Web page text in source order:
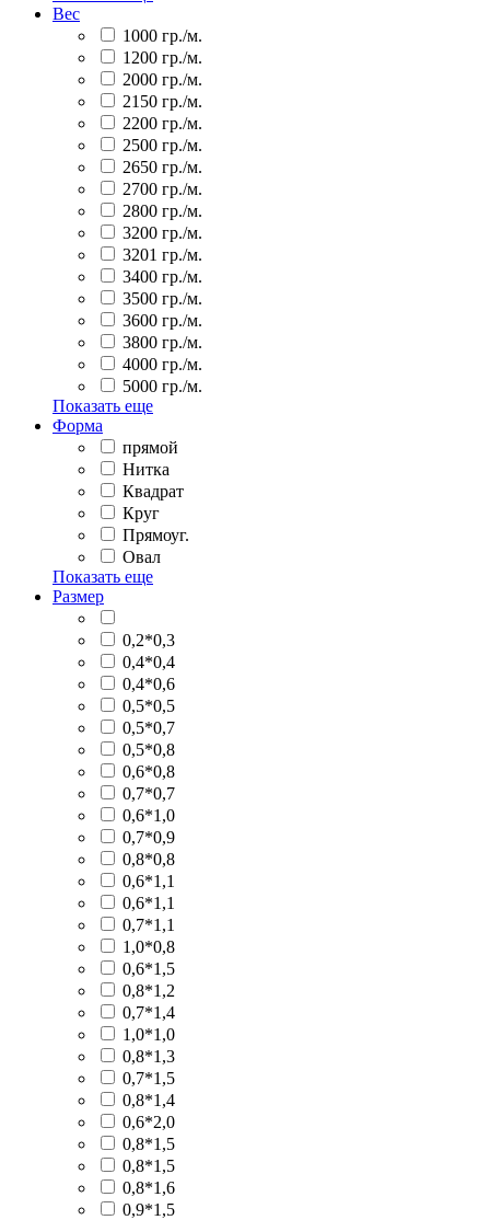
Вес
1000 гр./м.
1200 гр./м.
2000 гр./м.
2150 гр./м.
2200 гр./м.
2500 гр./м.
2650 гр./м.
2700 гр./м.
2800 гр./м.
3200 гр./м.
3201 гр./м.
3400 гр./м.
3500 гр./м.
3600 гр./м.
3800 гр./м.
4000 гр./м.
5000 гр./м.
Показать еще
Форма
прямой
Нитка
Квадрат
Круг
Прямоуг.
Овал
Показать еще
Размер
0,2*0,3
0,4*0,4
0,4*0,6
0,5*0,5
0,5*0,7
0,5*0,8
0,6*0,8
0,7*0,7
0,6*1,0
0,7*0,9
0,8*0,8
0,6*1,1
0,6*1,1
0,7*1,1
1,0*0,8
0,6*1,5
0,8*1,2
0,7*1,4
1,0*1,0
0,8*1,3
0,7*1,5
0,8*1,4
0,6*2,0
0,8*1,5
0,8*1,5
0,8*1,6
0,9*1,5